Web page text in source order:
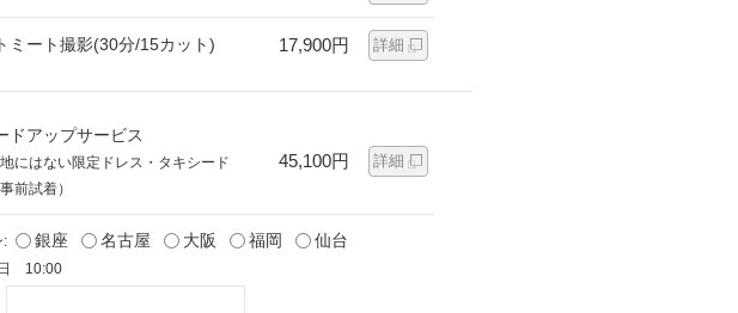
ミート撮影(30分/15カット) 17,900円 詳細
ドアップサービス
地にはない限定ドレス・タキシード
前試着）
45,100円 詳細
: 銀座 名古屋 大阪 福岡 仙台
10:00